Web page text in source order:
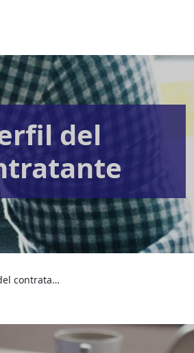
del
Perfil del contratante